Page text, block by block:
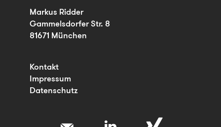
Markus Ridder
Gammelsdorfer Str. 8
81671 München
Kontakt
Impressum
Datenschutz